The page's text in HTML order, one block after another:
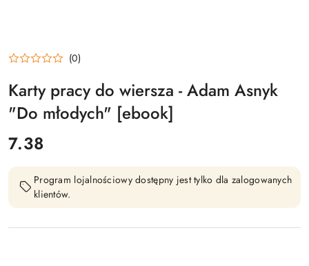
(0)
Karty pracy do wiersza - Adam Asnyk
"Do młodych" [ebook]
cena:
7.38
Program lojalnościowy dostępny jest tylko dla zalogowanych
klientów.